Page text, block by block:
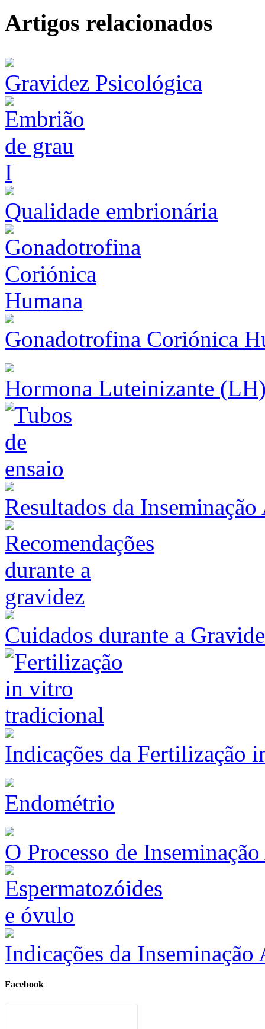
Artigos relacionados
Gravidez Psicológica
Qualidade embrionária
Gonadotrofina Coriónica
Hormona Luteinizante
Resultados da
Cuidados durante a
Indicações da Fertilização
Endométrio
O Processo de
Indicações da
Facebook